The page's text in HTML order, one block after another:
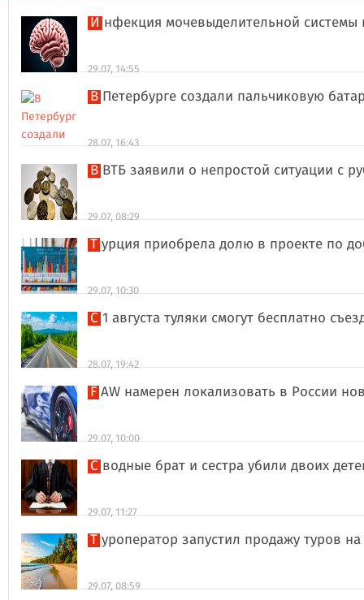
Инфекция мочевыделительной
29.07, 14:55
В Петербурге создали пальчиковую
28.07, 16:43
В ВТБ заявили о непростой ситуации с
29.07, 08:29
Турция приобрела долю в проекте по
29.07, 10:30
С 1 августа туляки смогут бесплатно
28.07, 19:42
FAW намерен локализовать в России
29.07, 10:00
Сводные брат и сестра убили двоих
29.07, 11:27
Туроператор запустил продажу туров
29.07, 08:59